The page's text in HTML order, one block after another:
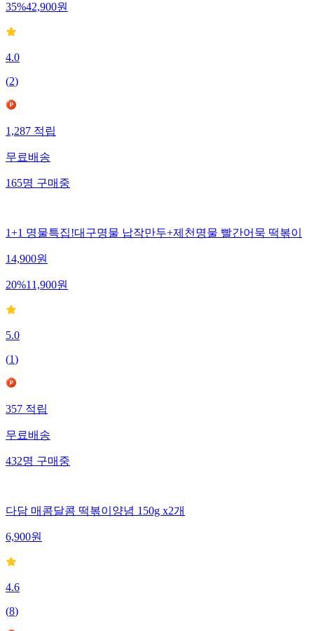
35%42,900원
4.0
(2)
1,287 적립
무료배송
165명 구매중
1+1 명물특집!대구명물 납작만두+제천명물 빨간어묵 떡볶이
14,900원
20%11,900원
5.0
(1)
357적립
무료배송
432명구매중
다담 매콤달콤 떡볶이양념 150g x2개
6,900원
4.6
(8)